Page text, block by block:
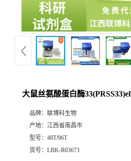
大鼠丝氨酸蛋白酶
品牌： 联博科生物
产地： 江西省南昌市
型号： 48T/96T
货号： LBK-R03673